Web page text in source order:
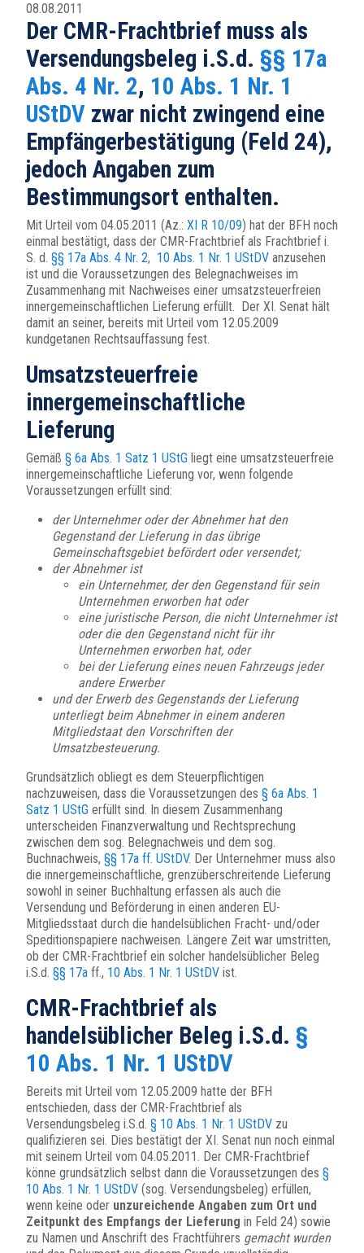
08.08.2011
Der CMR-Frachtbrief muss als
Versendungsbeleg i.S.d. §§ 17a
Abs. 4 Nr. 2, 10 Abs. 1 Nr. 1
UStDV zwar nicht zwingend eine
Empfängerbestätigung (Feld 24),
jedoch Angaben zum
Bestimmungsort enthalten.
Mit Urteil vom 04.05.2011 (Az.: XI R 10/09) hat der BFH noch
einmal bestätigt, dass der CMR-Frachtbrief als Frachtbrief i.
S. d. §§ 17a Abs. 4 Nr. 2, 10 Abs. 1 Nr. 1 UStDV anzusehen
ist und die Voraussetzungen des Belegnachweises im
Zusammenhang mit Nachweises einer umsatzsteuerfreien
innergemeinschaftlichen Lieferung erfüllt. Der XI. Senat hält
damit an seiner, bereits mit Urteil vom 12.05.2009
kundgetanen Rechtsauffassung fest.
Umsatzsteuerfreie
innergemeinschaftliche
Lieferung
Gemäß § 6a Abs. 1 Satz 1 UStG liegt eine umsatzsteuerfreie
innergemeinschaftliche Lieferung vor, wenn folgende
Voraussetzungen erfüllt sind:
der Unternehmer oder der Abnehmer hat den
Gegenstand der Lieferung in das übrige
Gemeinschaftsgebiet befördert oder versendet;
der Abnehmer ist
ein Unternehmer, der den Gegenstand für sein
Unternehmen erworben hat oder
eine juristische Person, die nicht Unternehmer ist
oder die den Gegenstand nicht für ihr
Unternehmen erworben hat, oder
bei der Lieferung eines neuen Fahrzeugs jeder
andere Erwerber
und der Erwerb des Gegenstands der Lieferung
unterliegt beim Abnehmer in einem anderen
Mitgliedstaat den Vorschriften der
Umsatzbesteuerung.
Grundsätzlich obliegt es dem Steuerpflichtigen
nachzuweisen, dass die Voraussetzungen des § 6a Abs. 1
Satz 1 UStG erfüllt sind. In diesem Zusammenhang
unterscheiden Finanzverwaltung und Rechtsprechung
zwischen dem sog. Belegnachweis und dem sog.
Buchnachweis, §§ 17a ff. UStDV. Der Unternehmer muss also
die innergemeinschaftliche, grenzüberschreitende Lieferung
sowohl in seiner Buchhaltung erfassen als auch die
Versendung und Beförderung in einen anderen EU-
Mitgliedsstaat durch die handelsüblichen Fracht- und/oder
Speditionspapiere nachweisen. Längere Zeit war umstritten,
ob der CMR-Frachtbrief ein solcher handelsüblicher Beleg
i.S.d. §§ 17a ff., 10 Abs. 1 Nr. 1 UStDV ist.
CMR-Frachtbrief als
handelsüblicher Beleg i.S.d. §
10 Abs. 1 Nr. 1 UStDV
Bereits mit Urteil vom 12.05.2009 hatte der BFH
entschieden, dass der CMR-Frachtbrief als
Versendungsbeleg i.S.d. § 10 Abs. 1 Nr. 1 UStDV zu
qualifizieren sei. Dies bestätigt der XI. Senat nun noch einmal
mit seinem Urteil vom 04.05.2011. Der CMR-Frachtbrief
könne grundsätzlich selbst dann die Voraussetzungen des §
10 Abs. 1 Nr. 1 UStDV (sog. Versendungsbeleg) erfüllen,
wenn keine oder unzureichende Angaben zum Ort und
Zeitpunkt des Empfangs der Lieferung in Feld 24) sowie
zu Namen und Anschrift des Frachtführers gemacht wurden